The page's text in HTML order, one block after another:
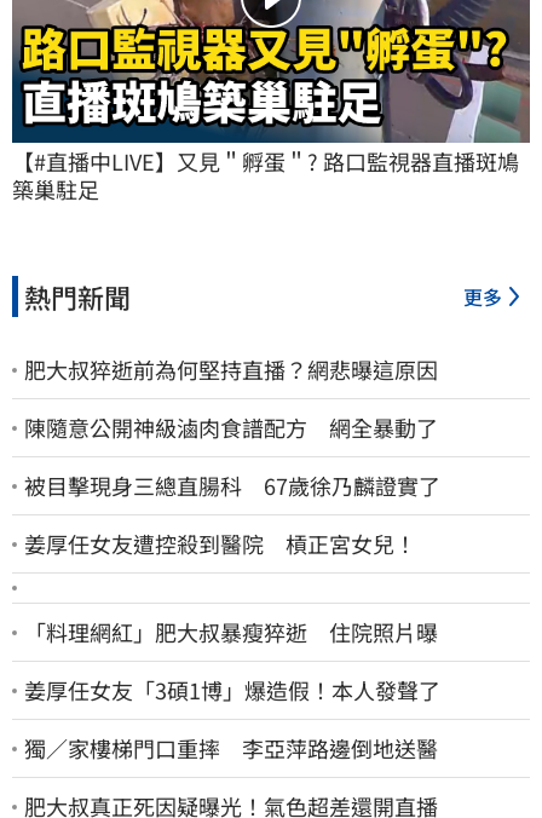
【#直播中LIVE】又見＂孵蛋＂? 路口監視器直播斑鳩
築巢駐足
熱門新聞 更多
肥大叔猝逝前為何堅持直播？網悲曝這原因
陳隨意公開神級滷肉食譜配方 網全暴動了
被目擊現身三總直腸科 67歲徐乃麟證實了
姜厚任女友遭控殺到醫院 槓正宮女兒！
「料理網紅」肥大叔暴瘦猝逝 住院照片曝
姜厚任女友「3碩1博」爆造假！本人發聲了
獨／家樓梯門口重摔 李亞萍路邊倒地送醫
肥大叔真正死因疑曝光！氣色超差還開直播